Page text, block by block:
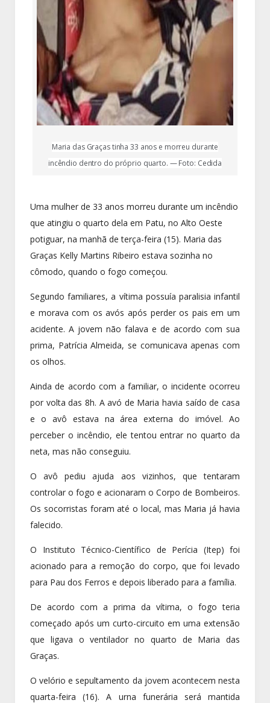
Maria das Graças tinha 33 anos e morreu durante
incêndio dentro do próprio quarto. — Foto: Cedida
Uma mulher de 33 anos morreu durante um incêndio
que atingiu o quarto dela em Patu, no Alto Oeste
potiguar, na manhã de terça-feira (15). Maria das
Graças Kelly Martins Ribeiro estava sozinha no
cômodo, quando o fogo começou.
Segundo familiares, a vítima possuía paralisia infantil
e morava com os avós após perder os pais em um
acidente. A jovem não falava e de acordo com sua
prima, Patrícia Almeida, se comunicava apenas com
os olhos.
Ainda de acordo com a familiar, o incidente ocorreu
por volta das 8h. A avó de Maria havia saído de casa
e o avô estava na área externa do imóvel. Ao
perceber o incêndio, ele tentou entrar no quarto da
neta, mas não conseguiu.
O avô pediu ajuda aos vizinhos, que tentaram
controlar o fogo e acionaram o Corpo de Bombeiros.
Os socorristas foram até o local, mas Maria já havia
falecido.
O Instituto Técnico-Científico de Perícia (Itep) foi
acionado para a remoção do corpo, que foi levado
para Pau dos Ferros e depois liberado para a família.
De acordo com a prima da vítima, o fogo teria
começado após um curto-circuito em uma extensão
que ligava o ventilador no quarto de Maria das
Graças.
O velório e sepultamento da jovem acontecem nesta
quarta-feira (16). A urna funerária será mantida